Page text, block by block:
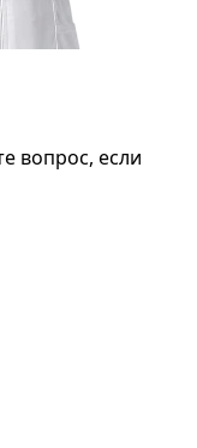
вопрос, если